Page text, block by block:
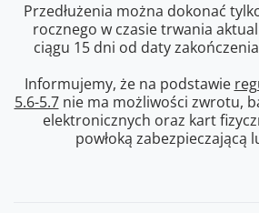
Przedłużenia można dokonać
rocznego w czasie trwania
ciągu 15 dni od daty
Informujemy, że na podstawie
5.6-5.7nie ma możliwości zwrotu,
elektronicznych oraz kart
powłoką zabezpieczającą